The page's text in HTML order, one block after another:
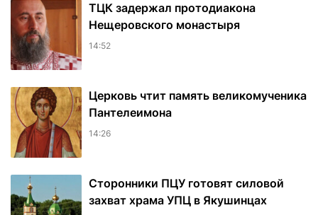
ТЦК задержал протодиакона
Нещеровского монастыря
14:52
Церковь чтит память великомученика
Пантелеимона
14:26
Сторонники ПЦУ готовят силовой
захват храма УПЦ в Якушинцах